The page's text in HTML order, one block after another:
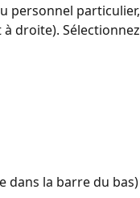
personnel particulier,
à droite). Sélectionnez
dans la barre du bas)